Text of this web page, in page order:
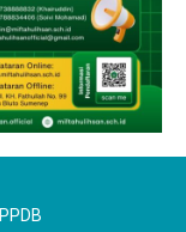
PPDB